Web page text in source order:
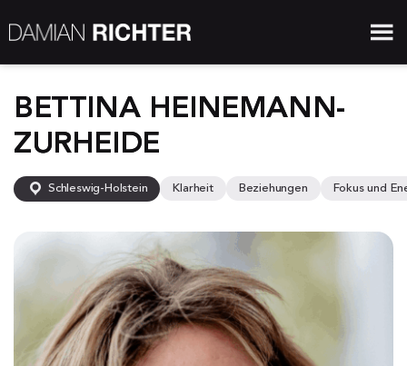
BETTINA HEINEMANN-
ZURHEIDE
Schleswig-Holstein Klarheit Beziehungen Fokus und